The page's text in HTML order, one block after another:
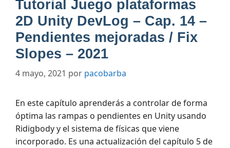
Tutorial Juego plataformas
2D Unity DevLog – Cap. 14 –
Pendientes mejoradas / Fix
Slopes – 2021
4 mayo, 2021 por pacobarba
En este capítulo aprenderás a controlar de forma
óptima las rampas o pendientes en Unity usando
Ridigbody y el sistema de físicas que viene
incorporado. Es una actualización del capítulo 5 de